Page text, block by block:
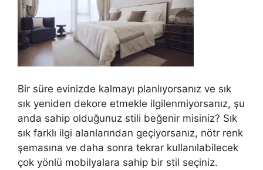
Bir süre evinizde kalmayı planlıyorsanız ve sık
sık yeniden dekore etmekle ilgilenmiyorsanız, şu
anda sahip olduğunuz stili beğenir misiniz? Sık
sık farklı ilgi alanlarından geçiyorsanız, nötr renk
şemasına ve daha sonra tekrar kullanılabilecek
çok yönlü mobilyalara sahip bir stil seçiniz.